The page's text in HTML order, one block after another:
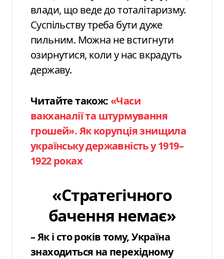
влади, що веде до тоталітаризму.
Суспільству треба бути дуже
пильним. Можна не встигнути
озирнутися, коли у нас вкрадуть
державу.
Читайте також: «Часи
вакханалії та штурмування
грошей». Як корупція знищила
українську державність у 1919–
1922 роках
«Стратегічного
бачення немає»
– Як і сто років тому, Україна
знаходиться на перехідному